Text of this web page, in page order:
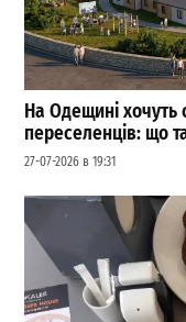
На Одещині хочуть
переселенців: що
27-07-2026 в 19:31